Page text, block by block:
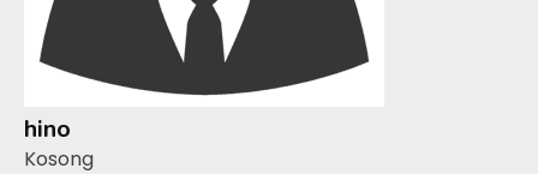
hino
Kosong